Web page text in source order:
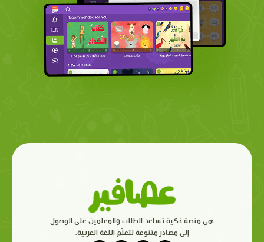
هي منصة ذكية تساعد الطلاب والمعلمين على الوصول
إلى مصادر متنوعة لتعلّم اللغة العربية.